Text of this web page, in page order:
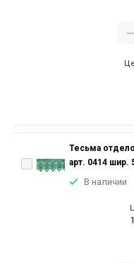
Тесьма
арт. 0414
В наличии